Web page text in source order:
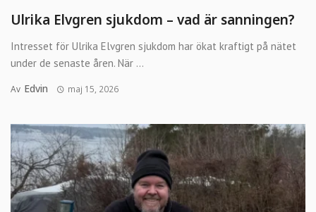
Ulrika Elvgren sjukdom – vad är sanningen?
Intresset för Ulrika Elvgren sjukdom har ökat kraftigt på nätet
under de senaste åren. När ...
Av Edvin maj 15, 2026